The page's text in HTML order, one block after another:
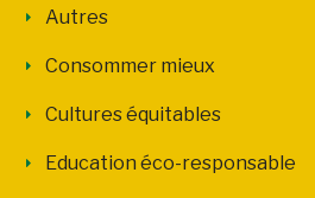
Autres
Consommer mieux
Cultures équitables
Education éco-responsable